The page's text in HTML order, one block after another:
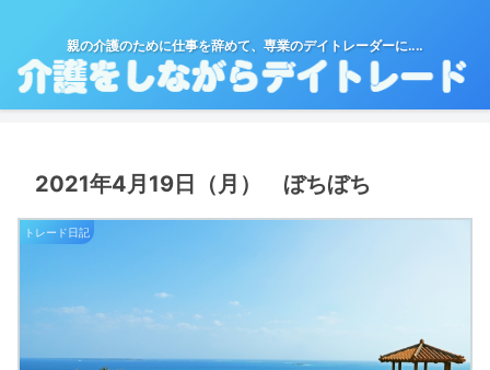
親の介護のために仕事を辞めて、専業のデイトレーダーに‥‥
2021年4月19日（月） ぼちぼち
トレード日記